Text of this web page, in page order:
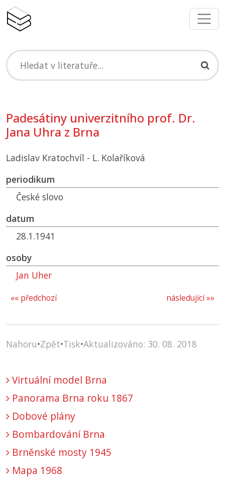
Padesátiny univerzitního prof. Dr.
Jana Uhra z Brna
Ladislav Kratochvíl - L. Kolaříková
periodikum
České slovo
datum
28.1.1941
osoby
Jan Uher
následující »»
«« předchozí
Nahoru•Zpět•Tisk•Aktualizováno: 30. 08. 2018
Virtuální model Brna
Panorama Brna roku 1867
Dobové plány
Bombardování Brna
Brněnské mosty 1945
Mapa 1968